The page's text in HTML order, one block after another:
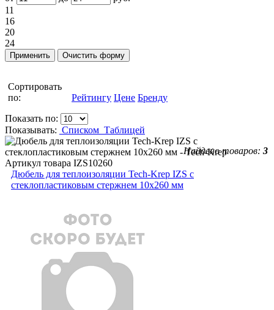
11
16
20
24
Сортировать
по:
Рейтингу Цене Бренду
Показать по:
Показывать: Списком Таблицей
Найдено товаров: 3
Артикул товара IZS10260
Дюбель для теплоизоляции Tech-Krep IZS с
стеклопластиковым стержнем 10x260 мм